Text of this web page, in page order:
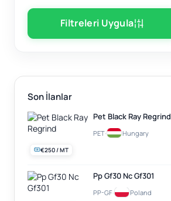
Filtreleri Uygula
Son İlanlar
€250 / MT
Pet Black Ray Regrind
PET· Hungary
Pp Gf30 Nc Gf301
PP-GF· Poland